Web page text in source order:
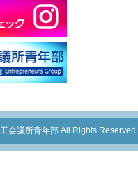
会議所青年部 All Rights Reserved.